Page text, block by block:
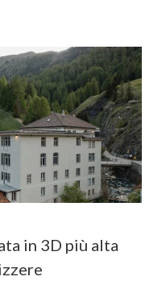
in 3D più alta